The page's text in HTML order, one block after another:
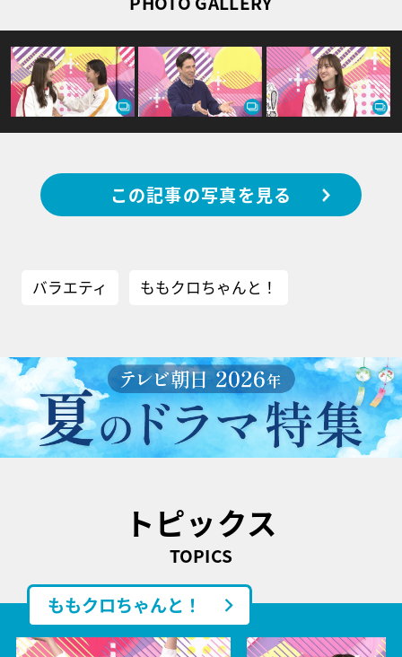
この記事の写真を見る
バラエティ ももクロちゃんと！
トピックス
TOPICS
ももクロちゃんと！